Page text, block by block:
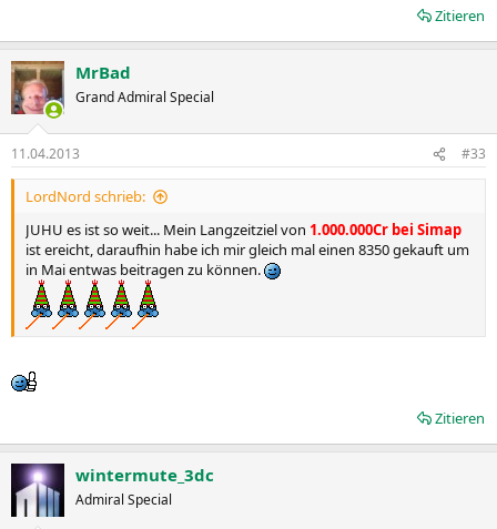
Zitieren
MrBad
Grand Admiral Special
11.04.2013 #33
LordNord schrieb:
JUHU es ist so weit... Mein Langzeitziel von 1.000.000Cr bei Simap
ist ereicht, daraufhin habe ich mir gleich mal einen 8350 gekauft um
in Mai entwas beitragen zu können.
Zitieren
wintermute_3dc
Admiral Special